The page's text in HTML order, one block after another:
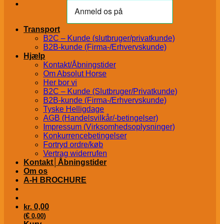
Transport
B2C – Kunde (slutbruger/privatkunde)
B2B-kunde (Firma-/Erhvervskunde)
Hjælp
Kontakt/Åbningstider
Om Absolut Horse
Her bor vi
B2C – Kunde (Slutbruger/Privatkunde)
B2B-kunde (Firma-/Erhvervskunde)
Tyske Helligdage
AGB (Handelsvilkår/-betingelser)
Impressum (Virksomhedsoplysninger)
Konkurrencebetingelser
Fortryd ordre/køb
Vertrag widerrufen
Kontakt│Åbningstider
Om os
A-H BROCHURE
kr. 0,00
(€ 0,00)